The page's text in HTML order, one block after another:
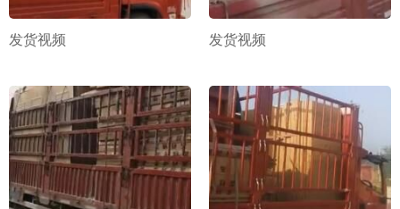
发货视频 发货视频